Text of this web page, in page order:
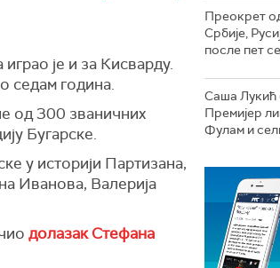
је и за Кисварду.
седам година.
од 300 званичних
Бугарске.
у историји Партизана,
Иванова, Валерија
долазак Стефана
Преокрет
Србије,
после пет
Саша Лукић
Премијер
Фулам и